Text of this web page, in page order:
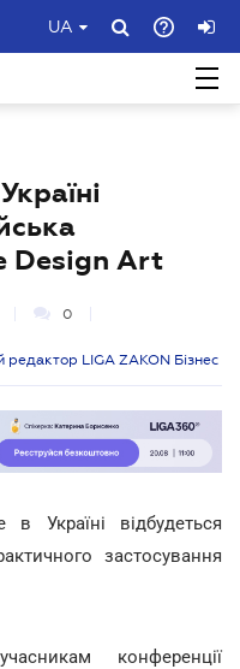
UA
Design Art
0
LIGA ZAKON Бізнес
в Україні відбудеться
застосування
конференції